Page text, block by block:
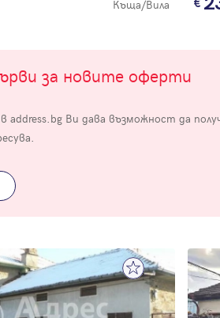
Къща/Вила
за новите оферти
address.bg Ви дава възможност да